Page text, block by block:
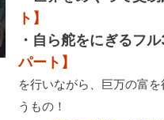
ト】
・自ら舵をにぎるフ
パート】
を行いながら、巨万の富
うもの！